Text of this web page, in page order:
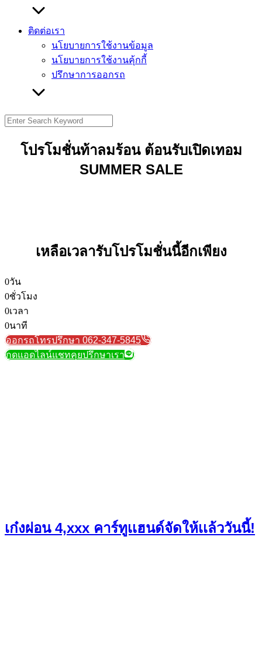
ติดต่อเรา
นโยบายการใช้งานข้อมูล
นโยบายการใช้งานคุ้กกี้
ปรึกษาการออกรถ
Search
for:
โปรโมชั่นท้าลมร้อน ต้อนรับเปิดเทอม
SUMMER SALE
เหลือเวลารับโปรโมชั่นนี้อีกเพียง
0วัน
0ชั่วโมง
0เวลา
0นาที
ออกรถโทรปรึกษา 062-347-5845
กดแอดไลน์แชทคุยปรึกษาเรา
เก๋งผ่อน 4,xxx คาร์ทูเเฮนด์จัดให้เเล้ววันนี้!